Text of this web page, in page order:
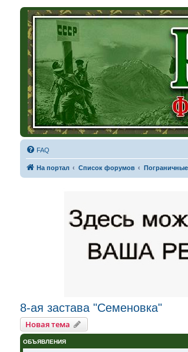
FAQ
На портал Список форумов
8-ая застава "Семеновка"
Новая тема
ОБЪЯВЛЕНИЯ